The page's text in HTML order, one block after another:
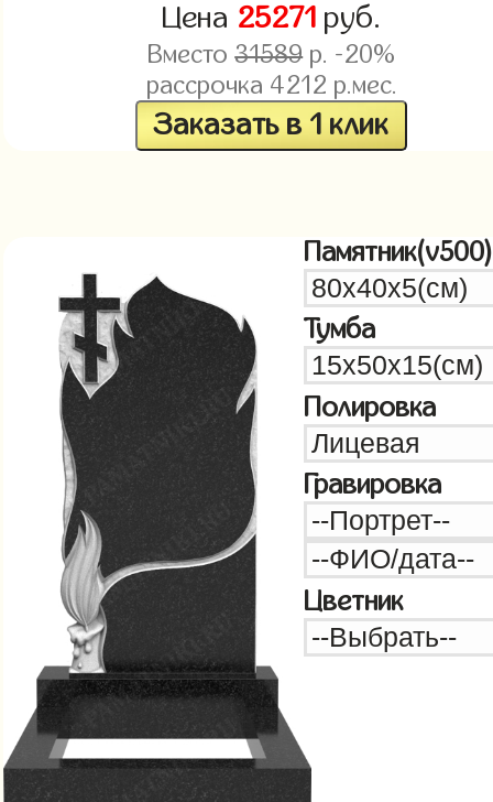
Цена 25271 руб.
Вместо31589р. -20%
рассрочка 4212 р.мес.
Заказать в 1 клик
Памятник(v500)
Тумба
Полировка
Гравировка
Цветник